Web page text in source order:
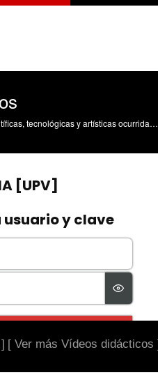
Divulgación de las actividades científicas, tecnológicas y artísticas ocurridas en los tres campus de la UPV
[ Ver más Vídeos didácticos